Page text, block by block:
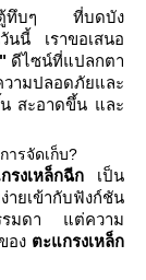
ตู้ทึบๆ ที่บดบัง
นนี้ เราขอเสนอ
ดีไซน์ที่แปลกตา
ามปลอดภัยและ
น สะอาดขึ้น และ
ารจัดเก็บ?
รงเหล็กฉีก เป็น
ายเข้ากับฟังก์ชัน
รมดา แต่ความ
อง ตะแกรงเหล็ก